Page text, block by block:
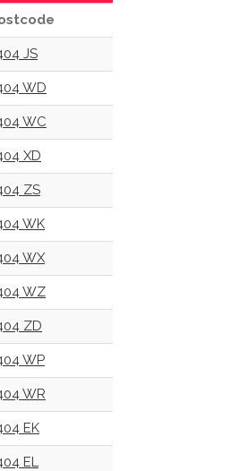
JS
WD
WC
XD
ZS
WK
WX
WZ
ZD
WP
WR
EK
EL